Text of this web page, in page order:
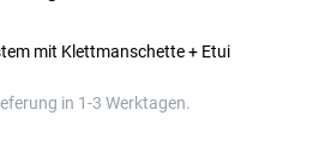
mit Klettmanschette + Etui
in 1-3 Werktagen.